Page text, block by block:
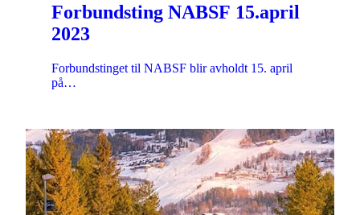
Forbundsting NABSF 15.april
2023
Forbundstinget til NABSF blir avholdt 15. april
på…